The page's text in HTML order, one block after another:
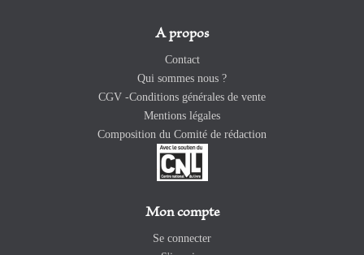
A propos
Contact
Qui sommes nous ?
CGV -Conditions générales de vente
Mentions légales
Composition du Comité de rédaction
Mon compte
Se connecter